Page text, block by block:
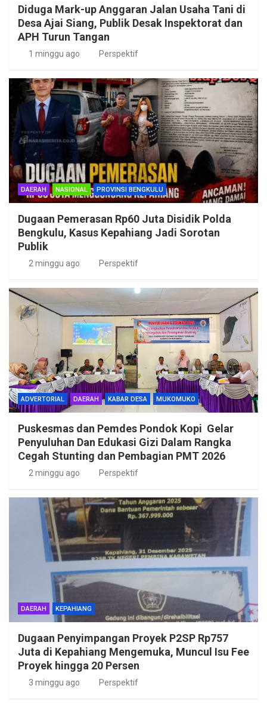
Diduga Mark-up Anggaran Jalan Usaha Tani di
Desa Ajai Siang, Publik Desak Inspektorat dan
APH Turun Tangan
1 minggu ago Perspektif
DAERAH NASIONAL PROVINSI BENGKULU
Dugaan Pemerasan Rp60 Juta Disidik Polda
Bengkulu, Kasus Kepahiang Jadi Sorotan
Publik
2 minggu ago Perspektif
ADVERTORIAL DAERAH KABAR DESA MUKOMUKO
Puskesmas dan Pemdes Pondok Kopi Gelar
Penyuluhan Dan Edukasi Gizi Dalam Rangka
Cegah Stunting dan Pembagian PMT 2026
2 minggu ago Perspektif
DAERAH KEPAHIANG
Dugaan Penyimpangan Proyek P2SP Rp757
Juta di Kepahiang Mengemuka, Muncul Isu Fee
Proyek hingga 20 Persen
3 minggu ago Perspektif